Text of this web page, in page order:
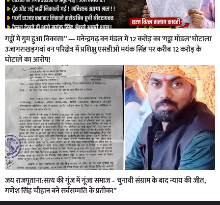
गड्ढों में गुम हुआ विकास!” — मनेन्द्रगढ़ वन मंडल में 12 करोड़ का ‘गड्ढा मॉडल’ घोटाला
उजागर!खड़गवां वन परिक्षेत्र में प्रशिक्षु एसडीओ मयंक सिंह पर करीब 12 करोड़ के
घोटाले का आरोप!
जय राजपूताना:सत्य की गूंज में गूंजा समाज – चुनावी संग्राम के बाद न्याय की जीत,
गणेश सिंह चौहान बने सर्वसम्मति के प्रतीक!”